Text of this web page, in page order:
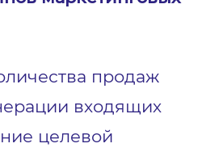
продаж
входящих
целевой